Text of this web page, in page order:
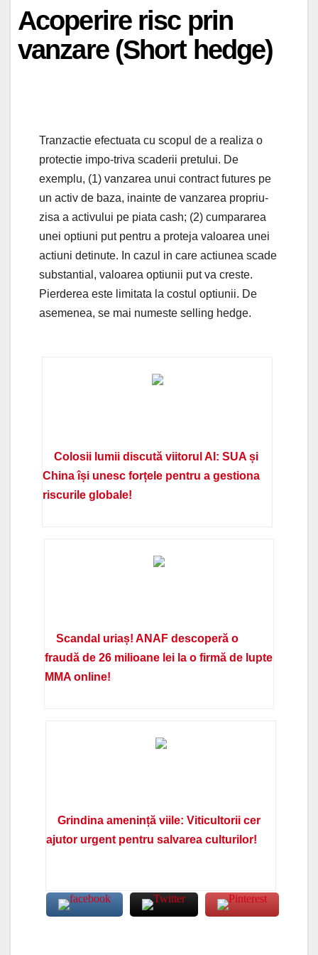
Acoperire risc prin
vanzare (Short hedge)
Tranzactie efectuata cu scopul de a realiza o
protectie impo-triva scaderii pretului. De
exemplu, (1) vanzarea unui contract futures pe
un activ de baza, inainte de vanzarea propriu-
zisa a activului pe piata cash; (2) cumpararea
unei optiuni put pentru a proteja valoarea unei
actiuni detinute. In cazul in care actiunea scade
substantial, valoarea optiunii put va creste.
Pierderea este limitata la costul optiunii. De
asemenea, se mai numeste selling hedge.
Colosii lumii discută viitorul AI: SUA și
China își unesc forțele pentru a gestiona
riscurile globale!
Scandal uriaș! ANAF descoperă o
fraudă de 26 milioane lei la o firmă de lupte
MMA online!
Grindina amenință viile: Viticultorii cer
ajutor urgent pentru salvarea culturilor!